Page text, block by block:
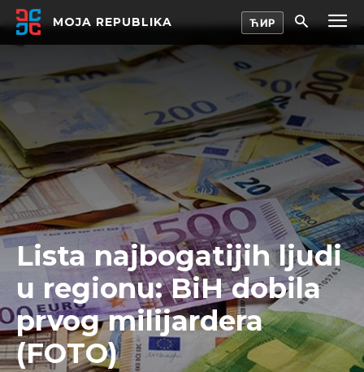
MOJA REPUBLIKA
Lista najbogatijih ljudi
u regionu: BiH dobila
prvog milijardera
(FOTO)